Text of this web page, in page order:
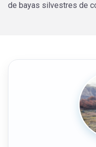
de bayas silvestres de